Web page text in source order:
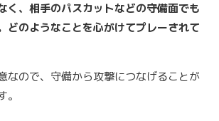
、相手のパスカットなどの守備面でも
どのようなことを心がけてプレーされて
なので、守備から攻撃につなげることが